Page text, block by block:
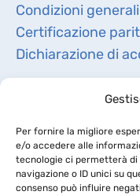
Per fornire la migliore
e/o accedere alle
tecnologie ci permetterà
navigazione o ID unici su
consenso può influire
Condizioni
Certificazione
Dichiarazione di